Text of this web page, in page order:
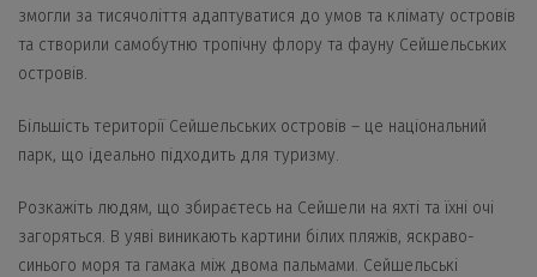
змогли за тисячоліття адаптуватися до умов та клімату островів
та створили самобутню тропічну флору та фауну Сейшельських
островів.
Більшість території Сейшельських островів – це національний
парк, що ідеально підходить для туризму.
Розкажіть людям, що збираєтесь на Сейшели на яхті та їхні очі
загоряться. В уяві виникають картини білих пляжів, яскраво-
синього моря та гамака між двома пальмами. Сейшельські